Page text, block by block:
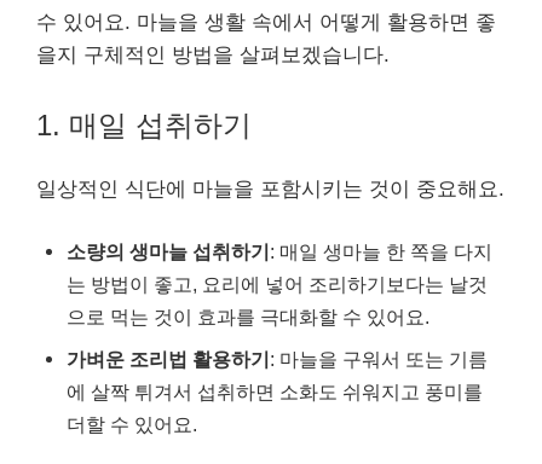
수 있어요. 마늘을 생활 속에서 어떻게 활용하면 좋
을지 구체적인 방법을 살펴보겠습니다.
1. 매일 섭취하기
일상적인 식단에 마늘을 포함시키는 것이 중요해요.
소량의 생마늘 섭취하기: 매일 생마늘 한 쪽을 다지
는 방법이 좋고, 요리에 넣어 조리하기보다는 날것
으로 먹는 것이 효과를 극대화할 수 있어요.
가벼운 조리법 활용하기: 마늘을 구워서 또는 기름
에 살짝 튀겨서 섭취하면 소화도 쉬워지고 풍미를
더할 수 있어요.